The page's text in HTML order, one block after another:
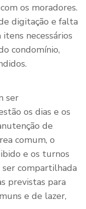
os moradores.
digitação e falta
necessários
condomínio,
ser
os dias e os
de
comum, o
e os turnos
ser compartilhada
previstas para
e de lazer,